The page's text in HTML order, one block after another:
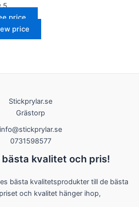
5
price
price
Stickprylar.se
Grästorp
info@stickprylar.se
0731598577
kvalitet och pris!
bästa kvalitetsprodukter till de bästa
och kvalitet hänger ihop,